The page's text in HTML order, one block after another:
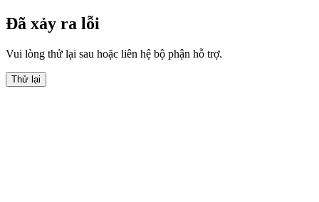
Đã xảy ra lỗi
Vui lòng thử lại sau hoặc liên hệ bộ phận hỗ trợ.
Thử lại